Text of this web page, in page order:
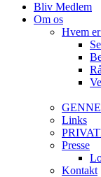
Bliv Medlem
Om os
Hvem
Links
Presse
Kontakt